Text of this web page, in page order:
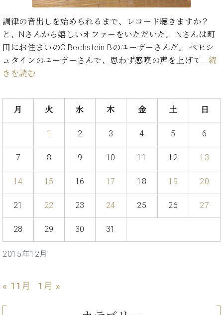
シ
ュ
イ
ン
レ
ン
ン
サ
/
こ
と
音
色
チ
ュ
イ
ン・
ジ
ャ
り
ュ
イ
ン
の
秘
ヒ
ス
ト
リ
ー
ュ
タ
イ
ン
の
ニ
ス・
ベ
ン
お
知
ら
せ
(入
等)
リ
ー
ス
(お
知
ィ
規
デ
ィ
ー・
音
し
い！
と
い
は、
営
舗
ま
で
オンライン試弾
メルマガ登録
味
サ
会
員
ヒ
シ
ュ
ン・
ブ
ロ
グ
調律の音出しを始められるまで、レコード聴きますか？
と、Nさんから嬉しいオファーをいただいた。 Nさんは町
田にお住まいのC.Bechstein Bのユーザーさんだ。 ベヒシ
ュタインのユーザーさんで、思わず感嘆の声を上げて… 続
きを読む
2015年12月
月 火 水 木 金 土 日
1 2 3 4 5 6
7 8 9 10 11 12 13
14 15 16 17 18 19 20
21 22 23 24 25 26 27
28 29 30 31
« 11月 1月 »